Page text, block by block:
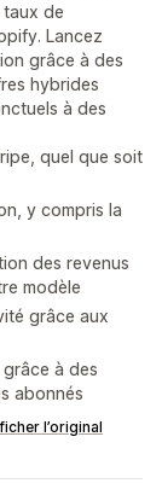
taux de
Lancez
grâce à des
hybrides
à des
quel que soit
y compris la
des revenus
modèle
grâce aux
à des
abonnés
l’original